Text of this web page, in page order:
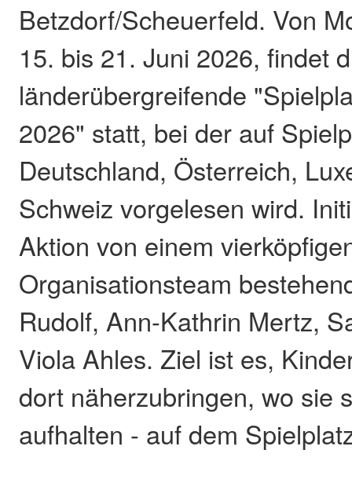
Betzdorf/Scheuerfeld. Von
15. bis 21. Juni 2026, findet
länderübergreifende
2026" statt, bei der auf
Deutschland, Österreich,
Schweiz vorgelesen wird.
Aktion von einem
Organisationsteam
Rudolf, Ann-Kathrin Mertz,
Viola Ahles. Ziel ist es,
dort näherzubringen, wo sie
aufhalten - auf dem